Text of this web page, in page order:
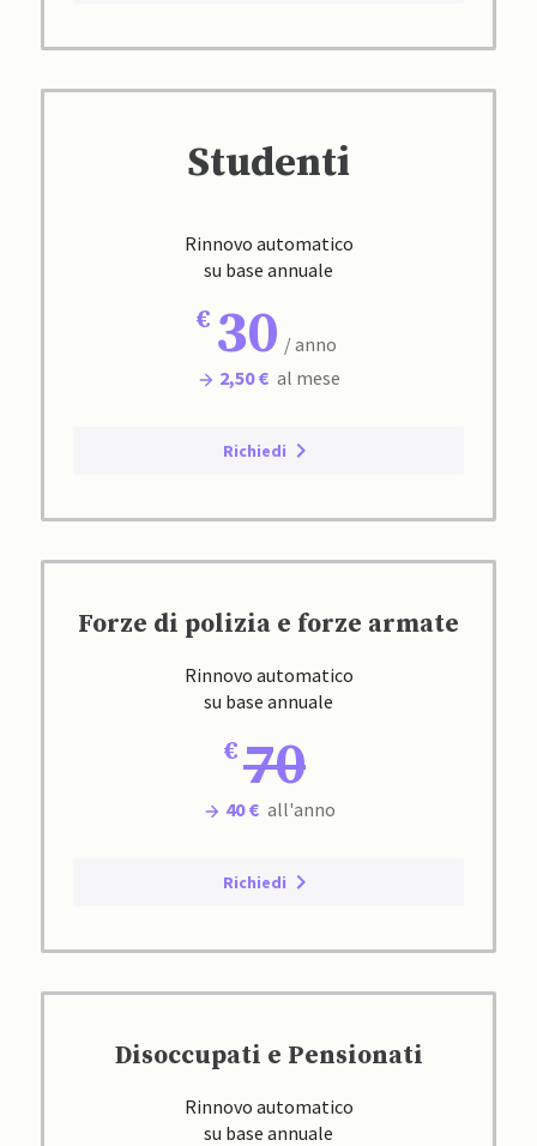
Studenti
Rinnovo automatico
su base annuale
30 / anno
2,50 € al mese
Richiedi
Forze di polizia e forze armate
Rinnovo automatico
su base annuale
70
40 € all'anno
Richiedi
Disoccupati e Pensionati
Rinnovo automatico
su base annuale